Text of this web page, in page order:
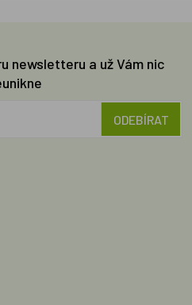
newsletteru a už Vám nic
ODEBÍRAT